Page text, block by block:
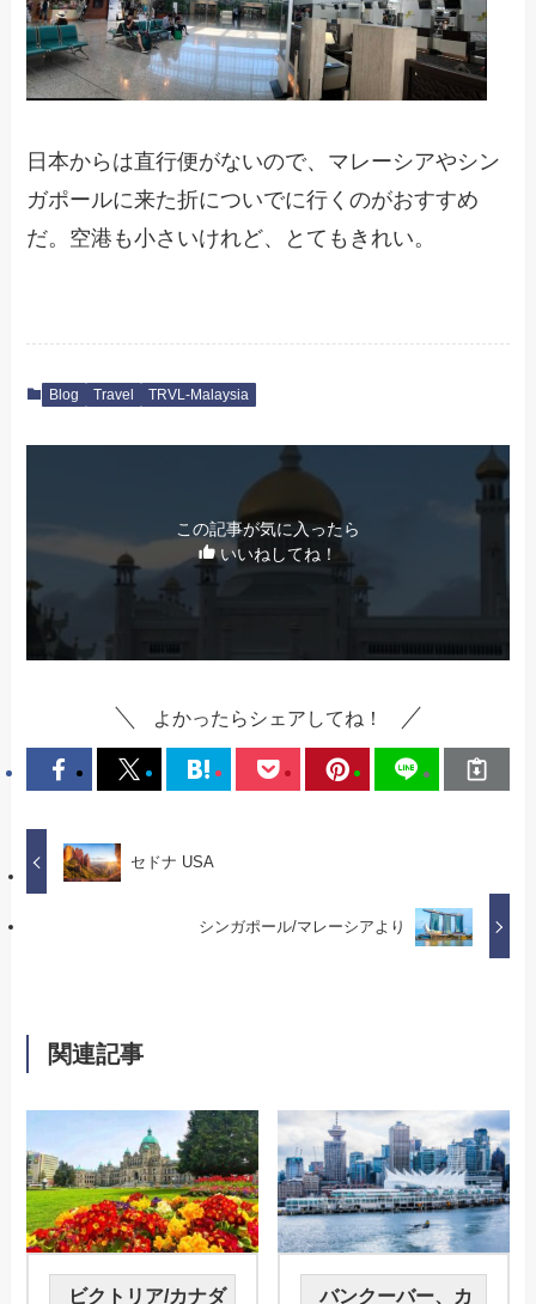
日本からは直行便がないので、マレーシアやシン
ガポールに来た折についでに行くのがおすすめ
だ。空港も小さいけれど、とてもきれい。
Blog Travel TRVL-Malaysia
この記事が気に入ったら
いいねしてね！
よかったらシェアしてね！
セドナ USA
シンガポール/マレーシアより
関連記事
ビクトリア/カナダ
バンクーバー、カ